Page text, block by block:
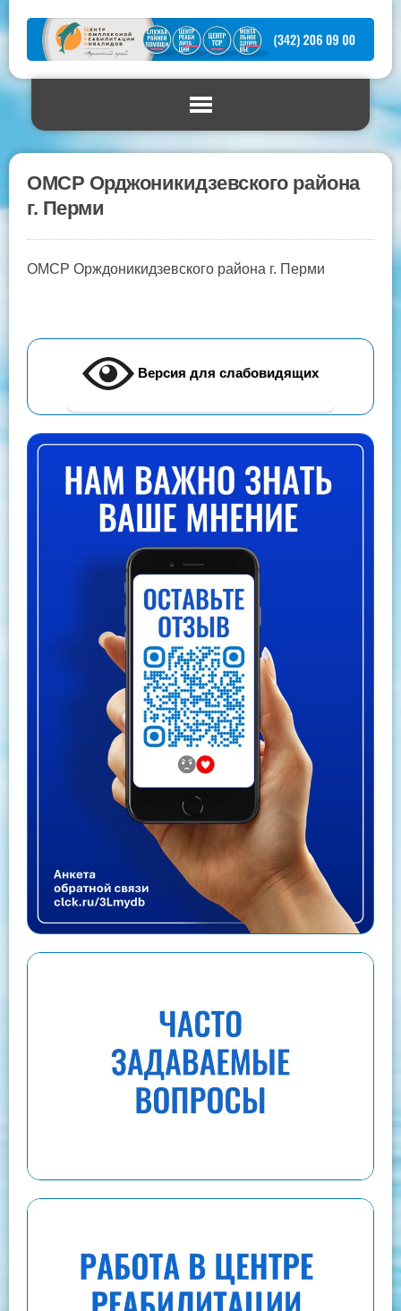
ОМСР Орджоникидзевского района
г. Перми
ОМСР Орждоникидзевского района г. Перми
Версия для слабовидящих